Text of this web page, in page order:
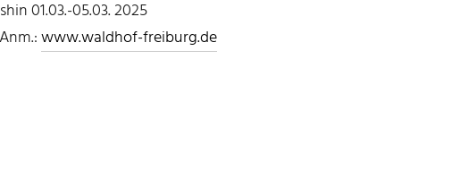
01.03.-05.03. 2025
www.waldhof-freiburg.de